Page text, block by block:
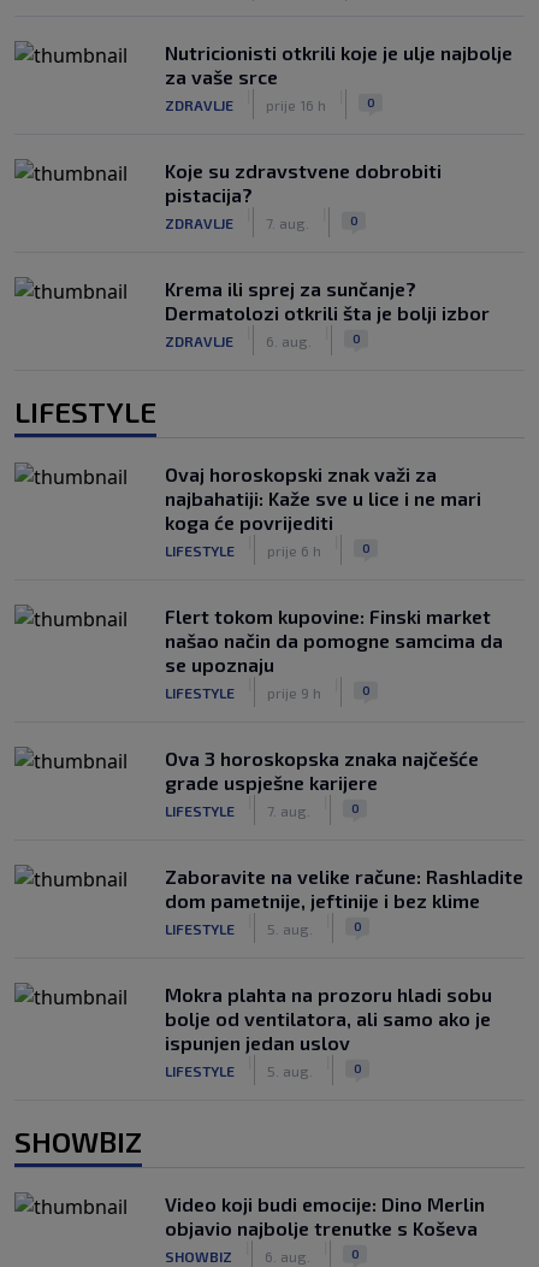
Nutricionisti otkrili koje je ulje najbolje
za vaše srce
ZDRAVLJE prije 16 h 0
Koje su zdravstvene dobrobiti
pistacija?
ZDRAVLJE 7. aug. 0
Krema ili sprej za sunčanje?
Dermatolozi otkrili šta je bolji izbor
ZDRAVLJE 6. aug. 0
LIFESTYLE
Ovaj horoskopski znak važi za
najbahatiji: Kaže sve u lice i ne mari
koga će povrijediti
LIFESTYLE prije 6 h 0
Flert tokom kupovine: Finski market
našao način da pomogne samcima da
se upoznaju
LIFESTYLE prije 9 h 0
Ova 3 horoskopska znaka najčešće
grade uspješne karijere
LIFESTYLE 7. aug. 0
Zaboravite na velike račune: Rashladite
dom pametnije, jeftinije i bez klime
LIFESTYLE 5. aug. 0
Mokra plahta na prozoru hladi sobu
bolje od ventilatora, ali samo ako je
ispunjen jedan uslov
LIFESTYLE 5. aug. 0
SHOWBIZ
Video koji budi emocije: Dino Merlin
objavio najbolje trenutke s Koševa
SHOWBIZ 6. aug. 0